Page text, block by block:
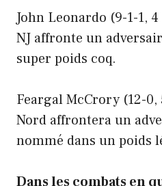
John Leonardo (9-1-1,
NJ affronte un
super poids coq.
Feargal McCrory (12-0,
Nord affrontera un
nommé dans un poids
Dans les combats en